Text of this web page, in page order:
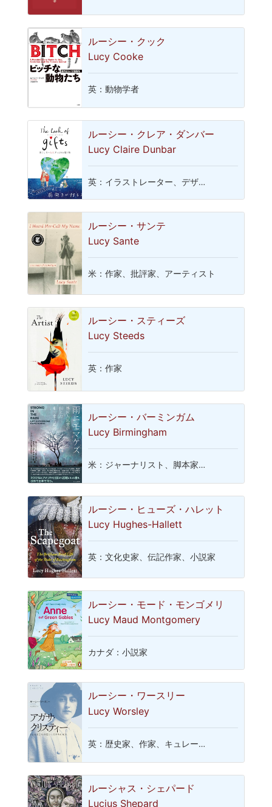
ルーシー・クック
Lucy Cooke
英：動物学者
ルーシー・クレア・ダンバー
Lucy Claire Dunbar
英：イラストレーター、デザ…
ルーシー・サンテ
Lucy Sante
米：作家、批評家、アーティスト
ルーシー・スティーズ
Lucy Steeds
英：作家
ルーシー・バーミンガム
Lucy Birmingham
米：ジャーナリスト、脚本家…
ルーシー・ヒューズ・ハレット
Lucy Hughes-Hallett
英：文化史家、伝記作家、小説家
ルーシー・モード・モンゴメリ
Lucy Maud Montgomery
カナダ：小説家
ルーシー・ワースリー
Lucy Worsley
英：歴史家、作家、キュレー…
ルーシャス・シェパード
Lucius Shepard